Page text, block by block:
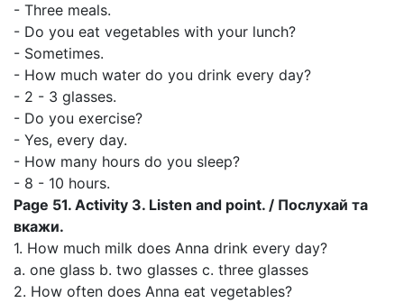
- Three meals.
- Do you eat vegetables with your lunch?
- Sometimes.
- How much water do you drink every day?
- 2 - 3 glasses.
- Do you exercise?
- Yes, every day.
- How many hours do you sleep?
- 8 - 10 hours.
Page 51. Activity 3. Listen and point. / Послухай та
вкажи.
1. How much milk does Anna drink every day?
a. one glass b. two glasses c. three glasses
2. How often does Anna eat vegetables?